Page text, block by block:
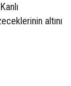
altını